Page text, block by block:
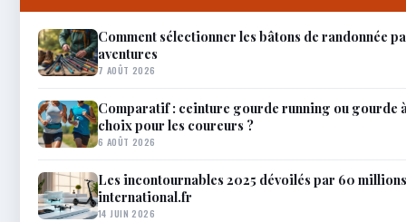
Comment sélectionner les bâtons de randonnée
aventures
7 AOÛT 2026
Comparatif : ceinture gourde running ou gourde
choix pour les coureurs ?
6 AOÛT 2026
Les incontournables 2025 dévoilés par 60
international.fr
14 JUIN 2026